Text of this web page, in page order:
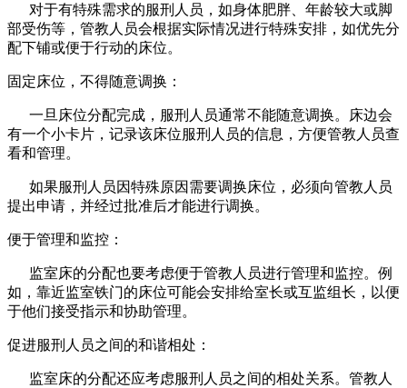
对于有特殊需求的服刑人员，如身体肥胖、年龄较大或脚
部受伤等，管教人员会根据实际情况进行特殊安排，如优先分
配下铺或便于行动的床位。
固定床位，不得随意调换：
一旦床位分配完成，服刑人员通常不能随意调换。床边会
有一个小卡片，记录该床位服刑人员的信息，方便管教人员查
看和管理。
如果服刑人员因特殊原因需要调换床位，必须向管教人员
提出申请，并经过批准后才能进行调换。
便于管理和监控：
监室床的分配也要考虑便于管教人员进行管理和监控。例
如，靠近监室铁门的床位可能会安排给室长或互监组长，以便
于他们接受指示和协助管理。
促进服刑人员之间的和谐相处：
监室床的分配还应考虑服刑人员之间的相处关系。管教人